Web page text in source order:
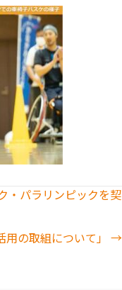
・パラリンピックを契
用の取組について」 →